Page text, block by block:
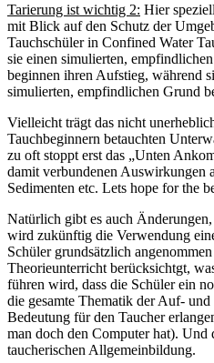
Tarierung ist wichtig 2: Hier
mit Blick auf den Schutz der
Tauchschüler in Confined Water
sie einen simulierten,
beginnen ihren Aufstieg, während
simulierten, empfindlichen Grund
Vielleicht trägt das nicht
Tauchbeginnern betauchten
zu oft stoppt erst das „Unten
damit verbundenen Auswirkungen
Sedimenten etc. Lets hope for the
Natürlich gibt es auch
wird zukünftig die Verwendung
Schüler grundsätzlich
Theorieunterricht berücksichtgt,
führen wird, dass die Schüler ein
die gesamte Thematik der Auf-
Bedeutung für den Taucher
man doch den Computer hat). Und
taucherischen Allgemeinbildung.